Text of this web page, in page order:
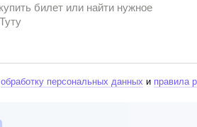
обработку персональных данных и правила